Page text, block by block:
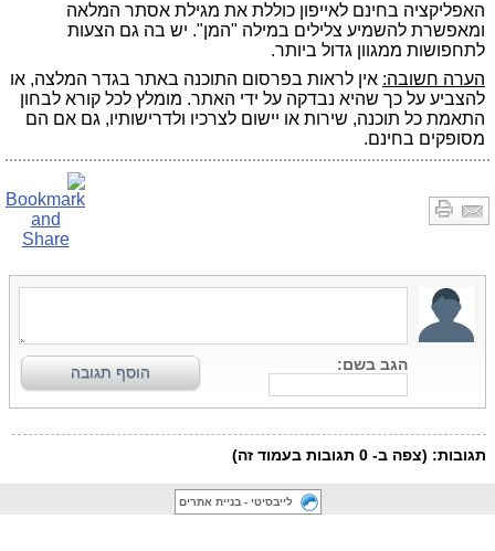
האפליקציה בחינם לאייפון כוללת את מגילת אסתר המלאה
ומאפשרת להשמיע צלילים במילה "המן". יש בה גם הצעות
לתחפושות ממגוון גדול ביותר.
הערה חשובה: אין לראות בפרסום התוכנה באתר בגדר המלצה, או
להצביע על כך שהיא נבדקה על ידי האתר. מומלץ לכל קורא לבחון
התאמת כל תוכנה, שירות או יישום לצרכיו ולדרישותיו, גם אם הם
מסופקים בחינם.
לייבסיטי - בניית אתרים